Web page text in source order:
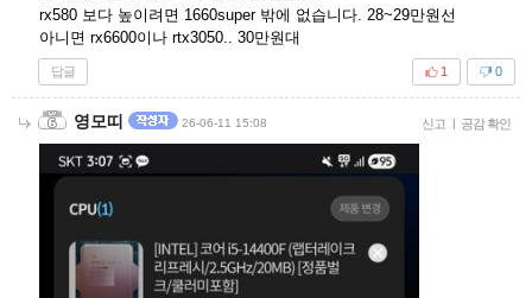
rx580 보다 높이려면 1660super 밖에 없습니다. 28~29만원선
아니면 rx6600이나 rtx3050.. 30만원대
답글 0
1
영모띠 26-06-11 15:08 신고 | 공감 확인